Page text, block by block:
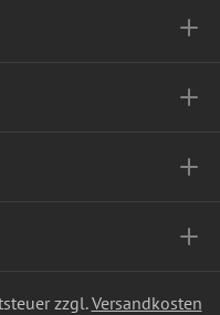
zzgl.Versandkosten